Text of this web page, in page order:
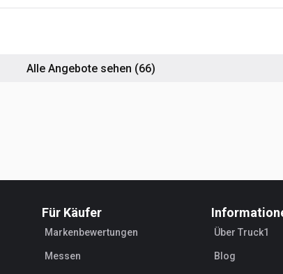
Alle Angebote sehen (66)
Für Käufer
Markenbewertungen
Messen
Über Truck1
Blog